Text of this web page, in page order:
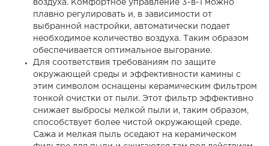
воздуха. Комфортное управление 3-в-1 можно
плавно регулировать и, в зависимости от
выбранной настройки, автоматически подает
необходимое количество воздуха. Таким образом
обеспечивается оптимальное выгорание.
Для соответствия требованиям по защите
окружающей среды и эффективности камины с
этим символом оснащены керамическим фильтром
тонкой очистки от пыли. Этот фильтр эффективно
снижает выбросы мелкой пыли и, таким образом,
способствует более чистой окружающей среде.
Сажа и мелкая пыль оседают на керамическом